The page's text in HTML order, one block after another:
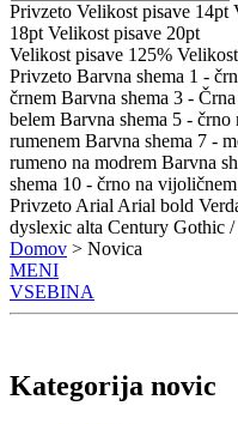
Privzeto Velikost pisave 14pt
18pt Velikost pisave 20pt
Velikost pisave 125%
Privzeto Barvna shema 1 -
črnem Barvna shema 3 -
belem Barvna shema 5 - črno
rumenem Barvna shema 7 -
rumeno na modrem Barvna
shema 10 - črno na vijoličnem
Privzeto Arial Arial bold
dyslexic alta Century Gothic
Domov > Novica
MENI
VSEBINA
Kategorija novic